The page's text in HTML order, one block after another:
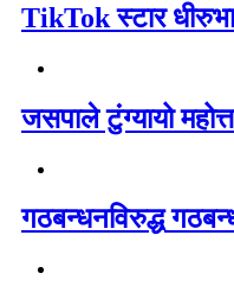
TikTok स्टार
जसपाले टुंग्यायो
गठबन्धनविरुद्ध